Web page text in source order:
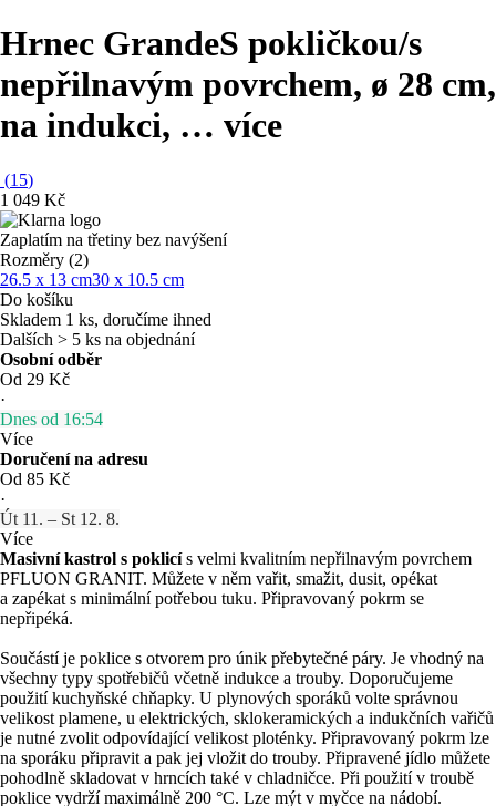
Hrnec GrandeS pokličkou/s
nepřilnavým povrchem, ø 28 cm,
na indukci, … více
(15)
1 049 Kč
Zaplatím na třetiny bez navýšení
Rozměry (2)
26.5 x 13 cm30 x 10.5 cm
Do košíku
Skladem 1 ks, doručíme ihned
Dalších > 5 ks na objednání
Osobní odběr
Od 29 Kč
·
Dnes od 16:54
Více
Doručení na adresu
Od 85 Kč
·
Út 11. – St 12. 8.
Více
Masivní kastrol s poklicís velmi kvalitním nepřilnavým povrchem
PFLUON GRANIT. Můžete v něm vařit, smažit, dusit, opékat
a zapékat s minimální potřebou tuku. Připravovaný pokrm se
nepřipéká.
Součástí je poklice s otvorem pro únik přebytečné páry. Je vhodný na
všechny typy spotřebičů včetně indukce a trouby. Doporučujeme
použití kuchyňské chňapky. U plynových sporáků volte správnou
velikost plamene, u elektrických, sklokeramických a indukčních vařičů
je nutné zvolit odpovídající velikost ploténky. Připravovaný pokrm lze
na sporáku připravit a pak jej vložit do trouby. Připravené jídlo můžete
pohodlně skladovat v hrncích také v chladničce. Při použití v troubě
poklice vydrží maximálně 200 °C. Lze mýt v myčce na nádobí.